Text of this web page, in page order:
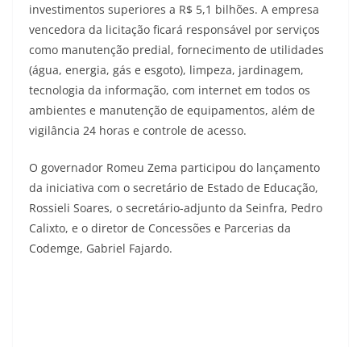
investimentos superiores a R$ 5,1 bilhões. A empresa
vencedora da licitação ficará responsável por serviços
como manutenção predial, fornecimento de utilidades
(água, energia, gás e esgoto), limpeza, jardinagem,
tecnologia da informação, com internet em todos os
ambientes e manutenção de equipamentos, além de
vigilância 24 horas e controle de acesso.
O governador Romeu Zema participou do lançamento
da iniciativa com o secretário de Estado de Educação,
Rossieli Soares, o secretário-adjunto da Seinfra, Pedro
Calixto, e o diretor de Concessões e Parcerias da
Codemge, Gabriel Fajardo.